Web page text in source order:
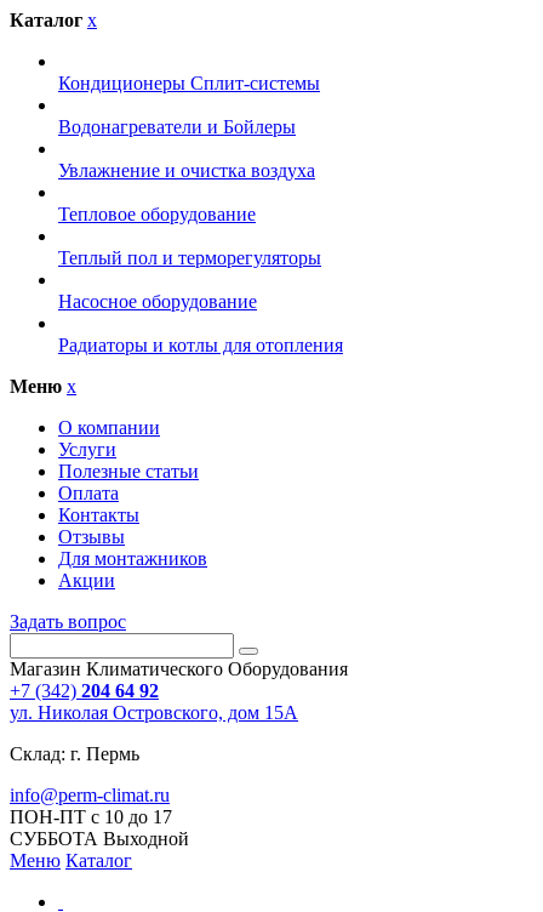
Каталог x
Кондиционеры Сплит-системы
Водонагреватели и Бойлеры
Увлажнение и очистка воздуха
Тепловое оборудование
Теплый пол и терморегуляторы
Насосное оборудование
Радиаторы и котлы для отопления
Меню x
О компании
Услуги
Полезные статьи
Оплата
Контакты
Отзывы
Для монтажников
Акции
Задать вопрос
Магазин Климатического Оборудования
+7 (342) 204 64 92
ул. Николая Островского, дом 15А
Склад: г. Пермь
info@perm-climat.ru
ПОН-ПТ с 10 до 17
СУББОТА Выходной
Меню Каталог